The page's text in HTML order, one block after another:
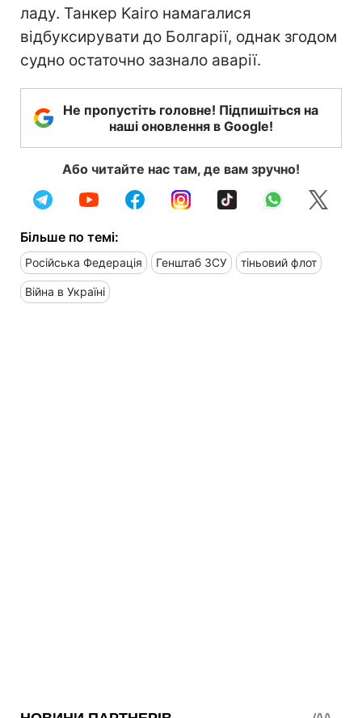
ладу. Танкер Kairo намагалися
відбуксирувати до Болгарії, однак згодом
судно остаточно зазнало аварії.
Не пропустіть головне! Підпишіться на
наші оновлення в Google!
Або читайте нас там, де вам зручно!
Більше по темі:
Російська Федерація Генштаб ЗСУ тіньовий флот
Війна в Україні